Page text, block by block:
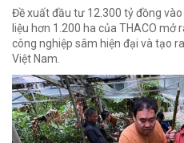
Đề xuất đầu tư 12.300 tỷ đồng
liệu hơn 1.200 ha của THACO
công nghiệp sâm hiện đại và tạo
Việt Nam.